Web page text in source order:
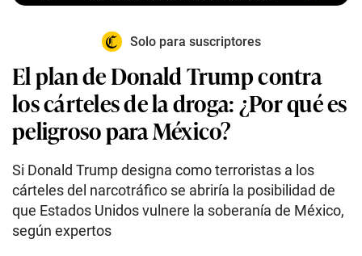
Solo para suscriptores
El plan de Donald Trump contra
los cárteles de la droga: ¿Por qué es
peligroso para México?
Si Donald Trump designa como terroristas a los
cárteles del narcotráfico se abriría la posibilidad de
que Estados Unidos vulnere la soberanía de México,
según expertos